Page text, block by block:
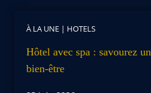
À LA UNE | HOTELS
Hôtel avec spa : savourez
bien-être